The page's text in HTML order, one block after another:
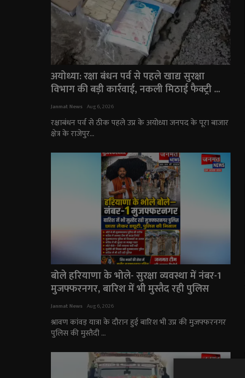
अयोध्या: रक्षा बंधन पर्व से पहले खाद्य सुरक्षा
विभाग की बड़ी कार्रवाई, नकली मिठाई फैक्ट्री ...
Janmat News Aug 6, 2026
रक्षाबंधन पर्व से ठीक पहले उप्र के अयोध्या जनपद के पूरा बाजार
क्षेत्र के राजेपुर...
बोले हरियाणा के भोले- सुरक्षा व्यवस्था में नंबर-1
मुजफ्फरनगर, बारिश में भी मुस्तैद रही पुलिस
Janmat News Aug 6, 2026
श्रावण कांवड़ यात्रा के दौरान हुई बारिश भी उप्र की मुजफ्फरनगर
पुलिस की मुस्तैदी ...